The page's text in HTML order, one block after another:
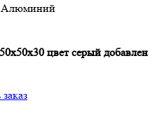
Алюминий
цвет серый добавлен